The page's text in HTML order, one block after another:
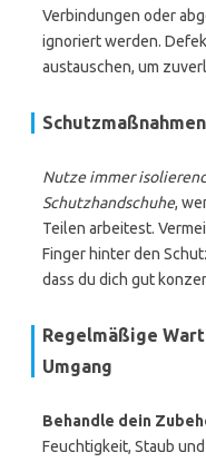
Verbindungen oder
ignoriert werden.
austauschen, um
Nutze immer
Schutzhandschuhe,
Teilen arbeitest.
Finger hinter den
dass du dich gut
Regelmäßige
Umgang
Behandle dein
Feuchtigkeit, Staub